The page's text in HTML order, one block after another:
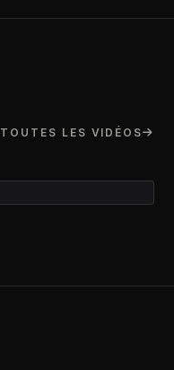
TOUTES LES VIDÉOS